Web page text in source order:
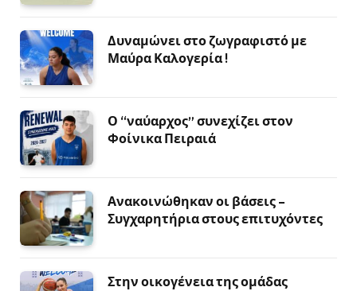
Δυναμώνει στο ζωγραφιστό με
Μαύρα Καλογερία !
Ο “ναύαρχος” συνεχίζει στον
Φοίνικα Πειραιά
Ανακοινώθηκαν οι βάσεις –
Συγχαρητήρια στους επιτυχόντες
Στην οικογένεια της ομάδας